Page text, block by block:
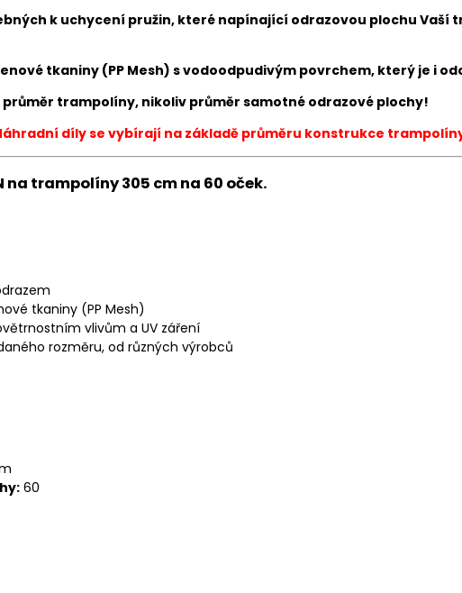
k uchycení pružin, které napínající odrazovou plochu Vaší
tkaniny (PP Mesh) s vodoodpudivým povrchem, který je i
trampolíny, nikoliv průměr samotné odrazové plochy!
díly se vybírají na základě průměru konstrukce
na trampolíny 305 cm na 60 oček.
tkaniny (PP Mesh)
vlivům a UV záření
rozměru, od různých výrobců
60